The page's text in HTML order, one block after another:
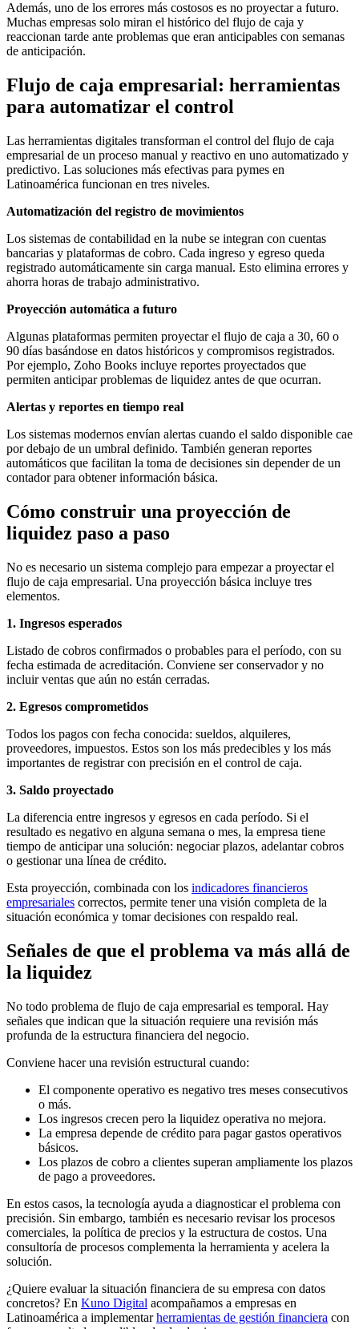
Además, uno de los errores más costosos es no proyectar a futuro.
Muchas empresas solo miran el histórico del flujo de caja y
reaccionan tarde ante problemas que eran anticipables con semanas
de anticipación.
Flujo de caja empresarial: herramientas
para automatizar el control
Las herramientas digitales transforman el control del flujo de caja
empresarial de un proceso manual y reactivo en uno automatizado y
predictivo. Las soluciones más efectivas para pymes en
Latinoamérica funcionan en tres niveles.
Automatización del registro de movimientos
Los sistemas de contabilidad en la nube se integran con cuentas
bancarias y plataformas de cobro. Cada ingreso y egreso queda
registrado automáticamente sin carga manual. Esto elimina errores y
ahorra horas de trabajo administrativo.
Proyección automática a futuro
Algunas plataformas permiten proyectar el flujo de caja a 30, 60 o
90 días basándose en datos históricos y compromisos registrados.
Por ejemplo, Zoho Books incluye reportes proyectados que
permiten anticipar problemas de liquidez antes de que ocurran.
Alertas y reportes en tiempo real
Los sistemas modernos envían alertas cuando el saldo disponible cae
por debajo de un umbral definido. También generan reportes
automáticos que facilitan la toma de decisiones sin depender de un
contador para obtener información básica.
Cómo construir una proyección de
liquidez paso a paso
No es necesario un sistema complejo para empezar a proyectar el
flujo de caja empresarial. Una proyección básica incluye tres
elementos.
1. Ingresos esperados
Listado de cobros confirmados o probables para el período, con su
fecha estimada de acreditación. Conviene ser conservador y no
incluir ventas que aún no están cerradas.
2. Egresos comprometidos
Todos los pagos con fecha conocida: sueldos, alquileres,
proveedores, impuestos. Estos son los más predecibles y los más
importantes de registrar con precisión en el control de caja.
3. Saldo proyectado
La diferencia entre ingresos y egresos en cada período. Si el
resultado es negativo en alguna semana o mes, la empresa tiene
tiempo de anticipar una solución: negociar plazos, adelantar cobros
o gestionar una línea de crédito.
Esta proyección, combinada con los indicadores financieros
empresariales correctos, permite tener una visión completa de la
situación económica y tomar decisiones con respaldo real.
Señales de que el problema va más allá de
la liquidez
No todo problema de flujo de caja empresarial es temporal. Hay
señales que indican que la situación requiere una revisión más
profunda de la estructura financiera del negocio.
Conviene hacer una revisión estructural cuando:
El componente operativo es negativo tres meses consecutivos
o más.
Los ingresos crecen pero la liquidez operativa no mejora.
La empresa depende de crédito para pagar gastos operativos
básicos.
Los plazos de cobro a clientes superan ampliamente los plazos
de pago a proveedores.
En estos casos, la tecnología ayuda a diagnosticar el problema con
precisión. Sin embargo, también es necesario revisar los procesos
comerciales, la política de precios y la estructura de costos. Una
consultoría de procesos complementa la herramienta y acelera la
solución.
¿Quiere evaluar la situación financiera de su empresa con datos
concretos? En Kuno Digital acompañamos a empresas en
Latinoamérica a implementarherramientas de gestión financiera con